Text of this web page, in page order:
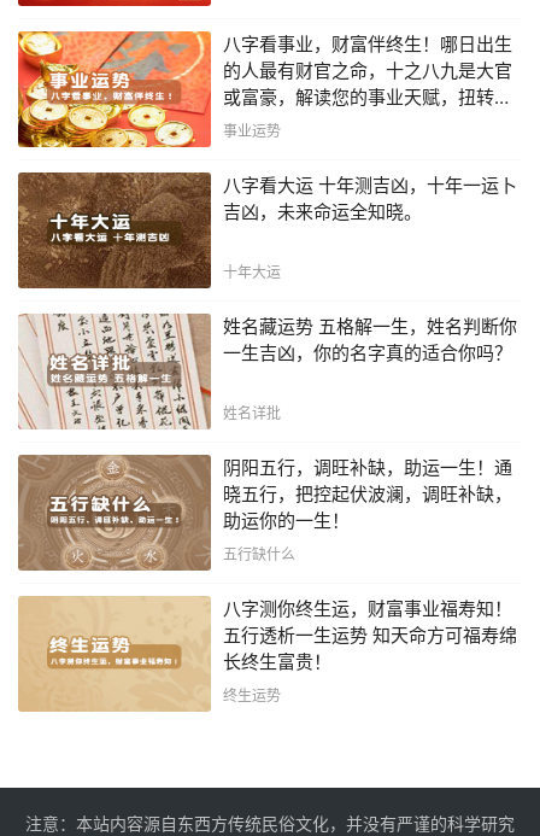
八字看事业，财富伴终生！哪日出生
的人最有财官之命，十之八九是大官
或富豪，解读您的事业天赋，扭转当
下不利困局！！
事业运势
八字看大运 十年测吉凶，十年一运卜
吉凶，未来命运全知晓。
十年大运
姓名藏运势 五格解一生，姓名判断你
一生吉凶，你的名字真的适合你吗？
姓名详批
阴阳五行，调旺补缺，助运一生！通
晓五行，把控起伏波澜，调旺补缺，
助运你的一生！
五行缺什么
八字测你终生运，财富事业福寿知！
五行透析一生运势 知天命方可福寿绵
长终生富贵！
终生运势
注意：本站内容源自东西方传统民俗文化，并没有严谨的科学研究